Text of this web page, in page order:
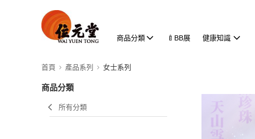
商品分類 🍼BB展 健康知識
首頁 產品系列 女士系列
商品分類
所有分類